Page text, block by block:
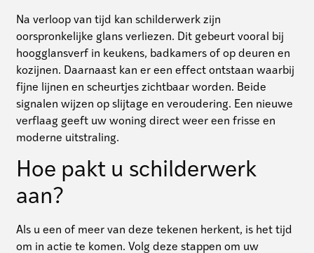
Na verloop van tijd kan schilderwerk zijn
oorspronkelijke glans verliezen. Dit gebeurt vooral bij
hoogglansverf in keukens, badkamers of op deuren en
kozijnen. Daarnaast kan er een effect ontstaan waarbij
fijne lijnen en scheurtjes zichtbaar worden. Beide
signalen wijzen op slijtage en veroudering. Een nieuwe
verflaag geeft uw woning direct weer een frisse en
moderne uitstraling.
Hoe pakt u schilderwerk
aan?
Als u een of meer van deze tekenen herkent, is het tijd
om in actie te komen. Volg deze stappen om uw